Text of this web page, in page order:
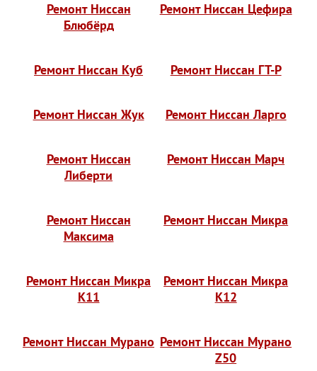
Ремонт Ниссан
Блюбёрд
Ремонт Ниссан Цефира
Ремонт Ниссан Куб Ремонт Ниссан ГТ-Р
Ремонт Ниссан Жук Ремонт Ниссан Ларго
Ремонт Ниссан
Либерти
Ремонт Ниссан Марч
Ремонт Ниссан
Максима
Ремонт Ниссан Микра
Ремонт Ниссан Микра
К11
Ремонт Ниссан Микра
К12
Ремонт Ниссан Мурано Ремонт Ниссан Мурано
Z50